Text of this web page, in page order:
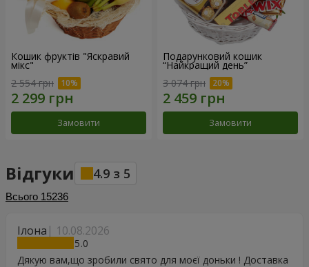
Кошик фруктів "Яскравий
мікс"
2 554 грн
Замовити
Подарунковий кошик
“Найкращий день”
3 074 грн
Замовити
Відгуки 4.9 з 5
Всього 15236
Ілона 10.08.2026
5
Дякую вам,що зробили свято для моєї доньки ! Доставка